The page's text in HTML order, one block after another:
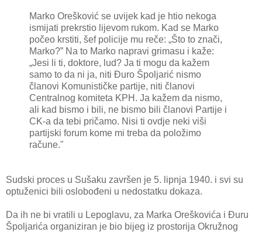
Marko Orešković se uvijek kad je htio nekoga
ismijati prekrstio lijevom rukom. Kad se Marko
počeo krstiti, šef policije mu reče: „Što to znači,
Marko?” Na to Marko napravi grimasu i kaže:
„Jesi li ti, doktore, lud? Ja ti mogu da kažem
samo to da ni ja, niti Đuro Špoljarić nismo
članovi Komunističke partije, niti članovi
Centralnog komiteta KPH. Ja kažem da nismo,
ali kad bismo i bili, ne bismo bili članovi Partije i
CK-a da tebi pričamo. Nisi ti ovdje neki viši
partijski forum kome mi treba da položimo
račune."
Sudski proces u Sušaku završen je 5. lipnja 1940. i svi su
optuženici bili oslobođeni u nedostatku dokaza.
Da ih ne bi vratili u Lepoglavu, za Marka Oreškovića i Đuru
Špoljarića organiziran je bio bijeg iz prostorija Okružnog